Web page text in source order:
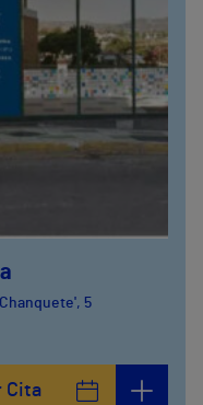
5
Cita